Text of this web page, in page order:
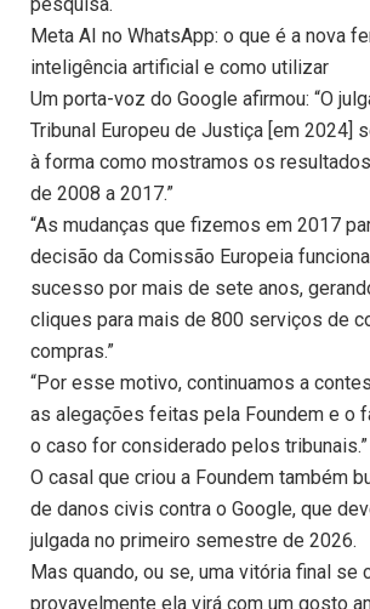
Meta AI no WhatsApp: o que é a nova
inteligência artificial e como utilizar
Um porta-voz do Google afirmou: “O
Tribunal Europeu de Justiça [em 2024]
à forma como mostramos os
de 2008 a 2017.”
“As mudanças que fizemos em 2017
decisão da Comissão Europeia
sucesso por mais de sete anos,
cliques para mais de 800 serviços de
compras.”
“Por esse motivo, continuamos a
as alegações feitas pela Foundem e o
o caso for considerado pelos tribunais.”
O casal que criou a Foundem também
de danos civis contra o Google, que
julgada no primeiro semestre de 2026.
Mas quando, ou se, uma vitória final se
provavelmente ela virá com um gosto